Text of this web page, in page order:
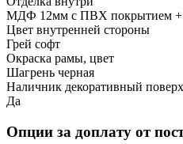
МДФ 12мм с ПВХ покрытием +
Цвет внутренней стороны
Грей софт
Окраска рамы, цвет
Шагрень черная
Наличник декоративный
Да
Опции за доплату от